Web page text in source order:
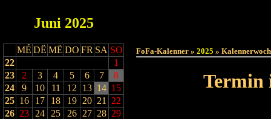
Juni 2025
MÉ DË MË DO FR SA SO
22
1
23
2 3 4 5 6 7
8
24
9 10 11 12 13 14 15
25 16 17 18 19 20 21
22
26 23 24 25 26 27 28 29
FoFa-Kalenner » 2025 »
Termin